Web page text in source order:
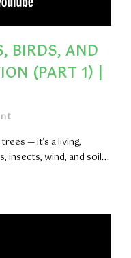
BIRDS, AND
(PART 1) |
— it’s a living,
insects, wind, and soil...